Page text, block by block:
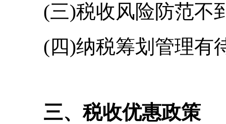
(三)税收风险防范不
(四)纳税筹划管理有
三、税收优惠政策